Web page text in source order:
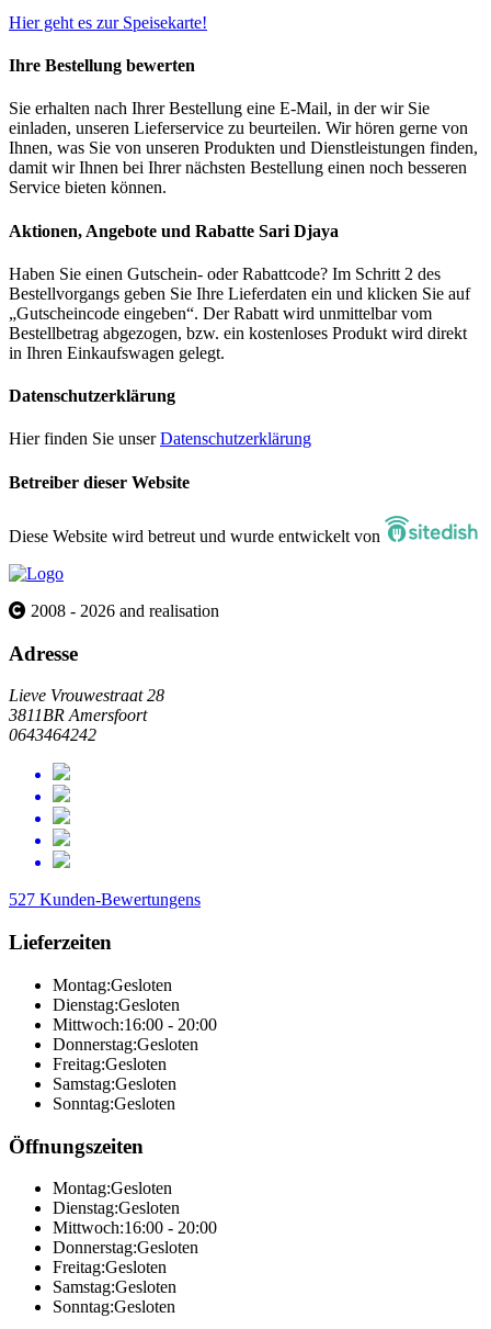
Hier geht es zur Speisekarte!
Ihre Bestellung bewerten
Sie erhalten nach Ihrer Bestellung eine E-Mail, in der wir Sie
einladen, unseren Lieferservice zu beurteilen. Wir hören gerne von
Ihnen, was Sie von unseren Produkten und Dienstleistungen finden,
damit wir Ihnen bei Ihrer nächsten Bestellung einen noch besseren
Service bieten können.
Aktionen, Angebote und Rabatte Sari Djaya
Haben Sie einen Gutschein- oder Rabattcode? Im Schritt 2 des
Bestellvorgangs geben Sie Ihre Lieferdaten ein und klicken Sie auf
„Gutscheincode eingeben“. Der Rabatt wird unmittelbar vom
Bestellbetrag abgezogen, bzw. ein kostenloses Produkt wird direkt
in Ihren Einkaufswagen gelegt.
Datenschutzerklärung
Hier finden Sie unserDatenschutzerklärung
Betreiber dieser Website
Diese Website wird betreut und wurde entwickelt von
2008 - 2026 and realisation
Adresse
Lieve Vrouwestraat 28
3811BR Amersfoort
0643464242
527 Kunden-Bewertungens
Lieferzeiten
Montag:Gesloten
Dienstag:Gesloten
Mittwoch:16:00 - 20:00
Donnerstag:Gesloten
Freitag:Gesloten
Samstag:Gesloten
Sonntag:Gesloten
Öffnungszeiten
Montag:Gesloten
Dienstag:Gesloten
Mittwoch:16:00 - 20:00
Donnerstag:Gesloten
Freitag:Gesloten
Samstag:Gesloten
Sonntag:Gesloten